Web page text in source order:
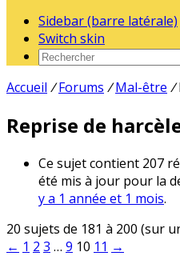
Sidebar (barre latérale)
Switch skin
Accueil / Forums / Mal-être /
Reprise de
Ce sujet contient 207
été mis à jour pour la
y a 1 année et 1 mois.
20 sujets de 181 à 200 (sur
← 1 2 3 … 9 10 11 →